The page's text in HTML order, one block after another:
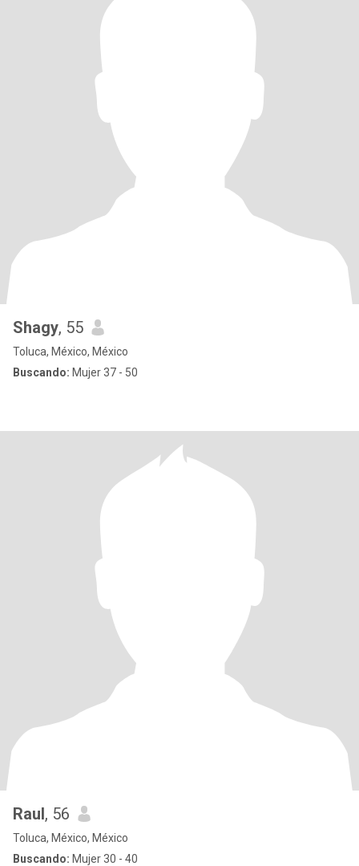
Shagy, 55
Toluca, México, México
Buscando: Mujer 37 - 50
Raul, 56
Toluca, México, México
Buscando: Mujer 30 - 40